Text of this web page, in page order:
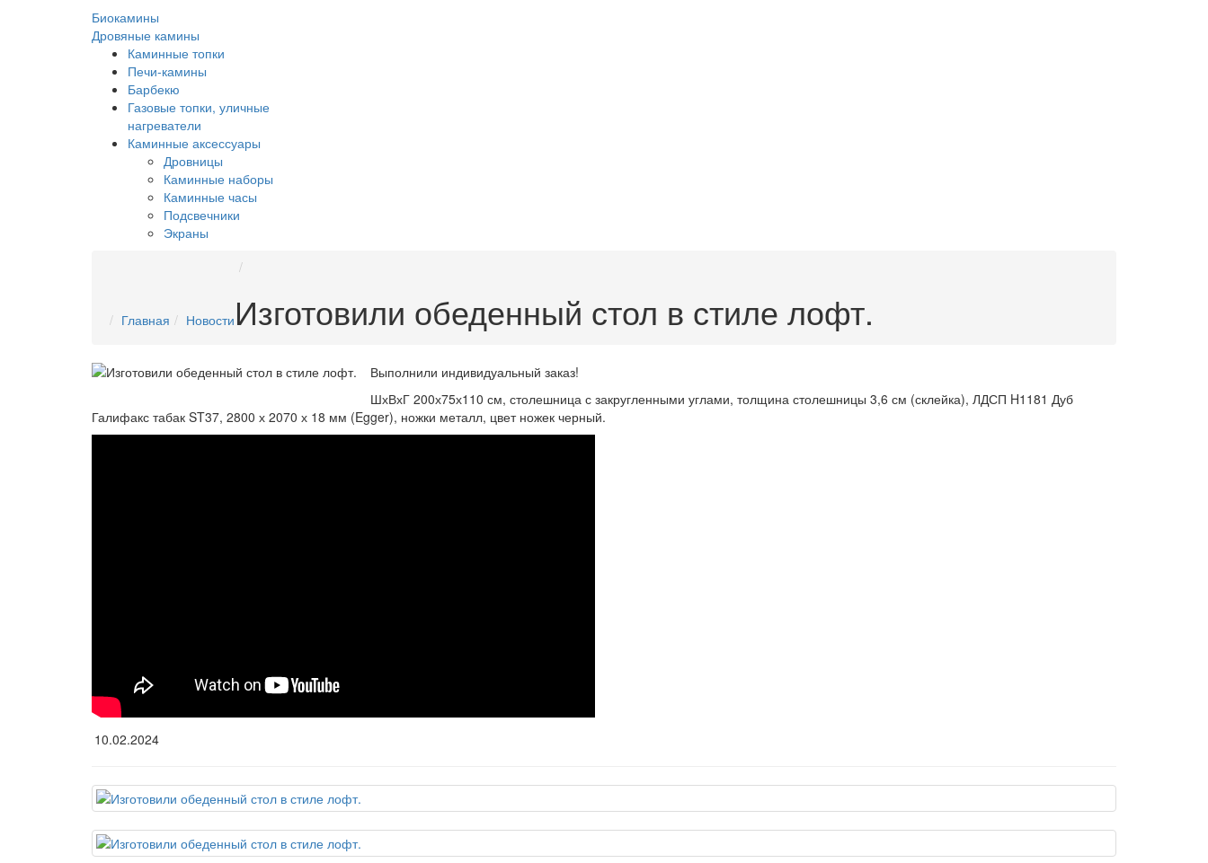
Биокамины
Дровяные камины
Каминные топки
Печи-камины
Барбекю
Газовые топки, уличные
нагреватели
Каминные аксессуары
Дровницы
Каминные наборы
Каминные часы
Подсвечники
Экраны
Главная Новости Изготовили обеденный стол в стиле лофт.
Выполнили индивидуальный заказ!
ШхВхГ 200х75х110 см, столешница с закругленными углами, толщина столешницы 3,6 см (склейка), ЛДСП H1181 Дуб
Галифакс табак ST37, 2800 х 2070 х 18 мм (Egger), ножки металл, цвет ножек черный.
10.02.2024